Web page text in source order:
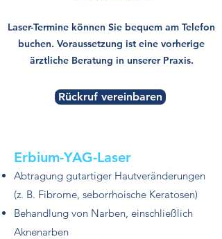
Laser-Termine können Sie bequem am Telefon
buchen. Voraussetzung ist eine vorherige
ärztliche Beratung in unserer Praxis.
Rückruf vereinbaren
Erbium-YAG-Laser
Abtragung gutartiger Hautveränderungen
(z. B. Fibrome, seborrhoische Keratosen)
Behandlung von Narben, einschließlich
Aknenarben